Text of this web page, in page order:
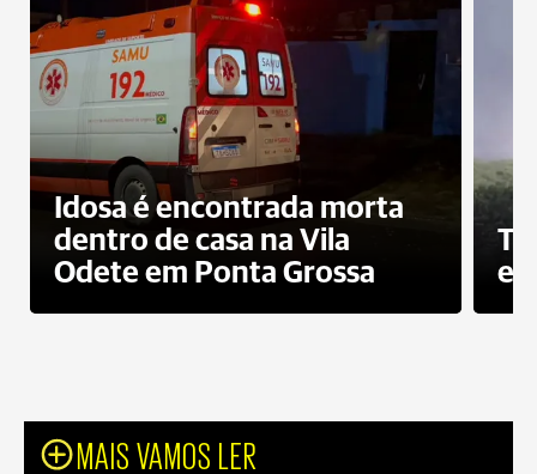
Idosa é encontrada morta
dentro de casa na Vila
Odete em Ponta Grossa
e
MAIS VAMOS LER